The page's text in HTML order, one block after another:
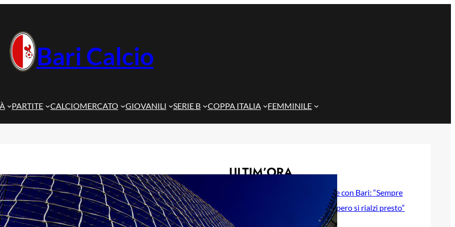
Bari Calcio
PARTITE CALCIOMERCATO GIOVANILI SERIE B COPPA ITALIA FEMMINILE
ULTIM’ORA
Gazzi e il legame con Bari: “Sempre
nel mio cuore, spero si rialzi presto”